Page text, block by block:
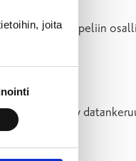
joita
Palkkioita peliin
on kehitetty